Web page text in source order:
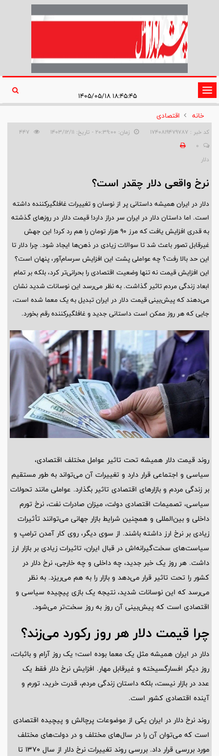
تغییر
وضعیت
ناوبری
۱۸:۴۵:۴۵ ۱۴۰۵/۰۵/۱۸
خانه
اقتصادی
کد خبر : 1740819479787 زمان: ۲۰:۳۹:۰۰ - تاریخ: ۱۴۰۳/۱۲/۱۱
0
دلار
نرخ واقعی دلار چقدر است؟
دلار در ایران همیشه داستانی پر از نوسان و تغییرات غافلگیرکننده داشته
است. اما داستان دلار در ایران سر دراز دارد! قیمت دلار در روز‌های گذشته
به قدری افزایش یافت که مرز ۹۰ هزار تومان را هم رد کرد! این جهش
غیرقابل تصور باعث شد تا سوالات زیادی در ذهن‌ها ایجاد شود. چرا دلار تا
این حد بالا رفت؟ چه عواملی پشت این افزایش سرسام‌آور، پنهان است؟
این افزایش قیمت نه تنها وضعیت اقتصادی را بحرانی‌تر کرد، بلکه بر تمام
ابعاد زندگی مردم تاثیر گذاشت. به نظر می‌رسد این نوسانات شدید نشان
می‌دهند که پیش‌بینی قیمت دلار در ایران تبدیل به یک معما شده است،
جایی که هر روز ممکن است داستانی جدید و غافلگیرکننده رقم بخورد.
روند قیمت دلار همیشه تحت تاثیر عوامل مختلف اقتصادی،
سیاسی و اجتماعی قرار دارد و تغییرات آن می‌تواند به طور مستقیم
بر زندگی مردم و بازار‌های اقتصادی تاثیر بگذارد. عواملی مانند تحولات
سیاسی، تصمیمات اقتصادی دولت، میزان صادرات نفت، نرخ تورم
داخلی و بین‌المللی و همچنین شرایط بازار جهانی می‌توانند تأثیرات
زیادی بر نرخ ارز داشته باشند. از سوی دیگر، روی کار آمدن ترامپ و
سیاست‌های سخت‌گیرانه‌اش در قبال ایران، تاثیرات زیادی بر بازار ارز
داشت. هر روز یک خبر جدید، چه داخلی و چه خارجی، نرخ دلار در
کشور را تحت تاثیر قرار می‌دهد و بازار را به هم می‌ریزد. به نظر
می‌رسد که این نوسانات شدید، نتیجه یک بازی پیچیده سیاسی و
اقتصادی است که پیش‌بینی آن روز به روز سخت‌تر می‌شود.
چرا قیمت دلار هر روز رکورد می‌زند؟
دلار در ایران همیشه مثل یک معما بوده است؛ یک روز آرام و باثبات،
روز دیگر افسارگسیخته و غیرقابل مهار. افزایش نرخ دلار فقط یک
عدد در بازار نیست، بلکه داستان زندگی مردم، قدرت خرید، تورم و
آینده اقتصادی کشور است.
روند نرخ دلار در ایران یکی از موضوعات پرچالش و پیچیده اقتصادی
است که می‌توان آن را در سال‌های مختلف و در دولت‌های مختلف
مورد بررسی قرار داد. بررسی روند تغییرات نرخ دلار از سال 1370 تا